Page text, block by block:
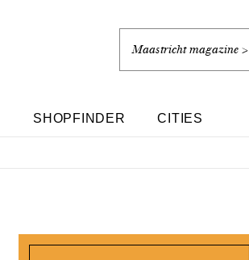
Maastricht magazine >
SHOPFINDER CITIES